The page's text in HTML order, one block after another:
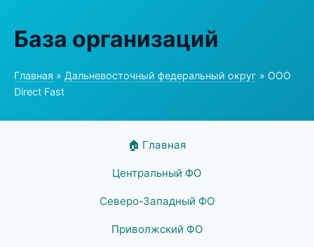
База организаций
Главная » Дальневосточный федеральный округ » ООО
Direct Fast
🏠 Главная
Центральный ФО
Северо-Западный ФО
Приволжский ФО